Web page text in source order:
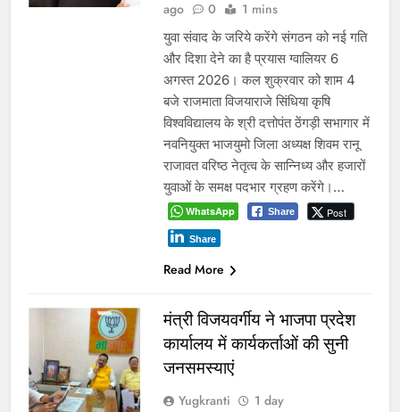
ago
0 1 mins
युवा संवाद के जरिये करेंगे संगठन को नई गति
और दिशा देने का है प्रयास ग्वालियर 6
अगस्त 2026। कल शुक्रवार को शाम 4
बजे राजमाता विजयाराजे सिंधिया कृषि
विश्वविद्यालय के श्री दत्तोपंत ठेंगड़ी सभागार में
नवनियुक्त भाजयुमो जिला अध्यक्ष शिवम रानू
राजावत वरिष्ठ नेतृत्व के सान्निध्य और हजारों
युवाओं के समक्ष पदभार ग्रहण करेंगे।…
WhatsApp Share Post
Share
Read More
मंत्री विजयवर्गीय ने भाजपा प्रदेश
कार्यालय में कार्यकर्ताओं की सुनी
जनसमस्याएं
Yugkranti
1 day